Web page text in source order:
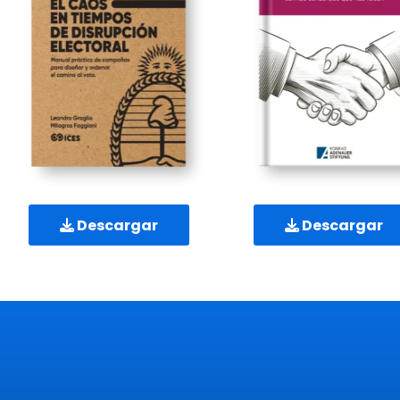
Descargar Descargar